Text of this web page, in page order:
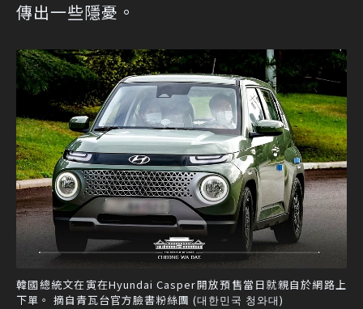
傳出一些隱憂。
韓國總統文在寅在Hyundai Casper開放預售當日就親自於網路上
下單。 摘自青瓦台官方臉書粉絲團 (대한민국 청와대)